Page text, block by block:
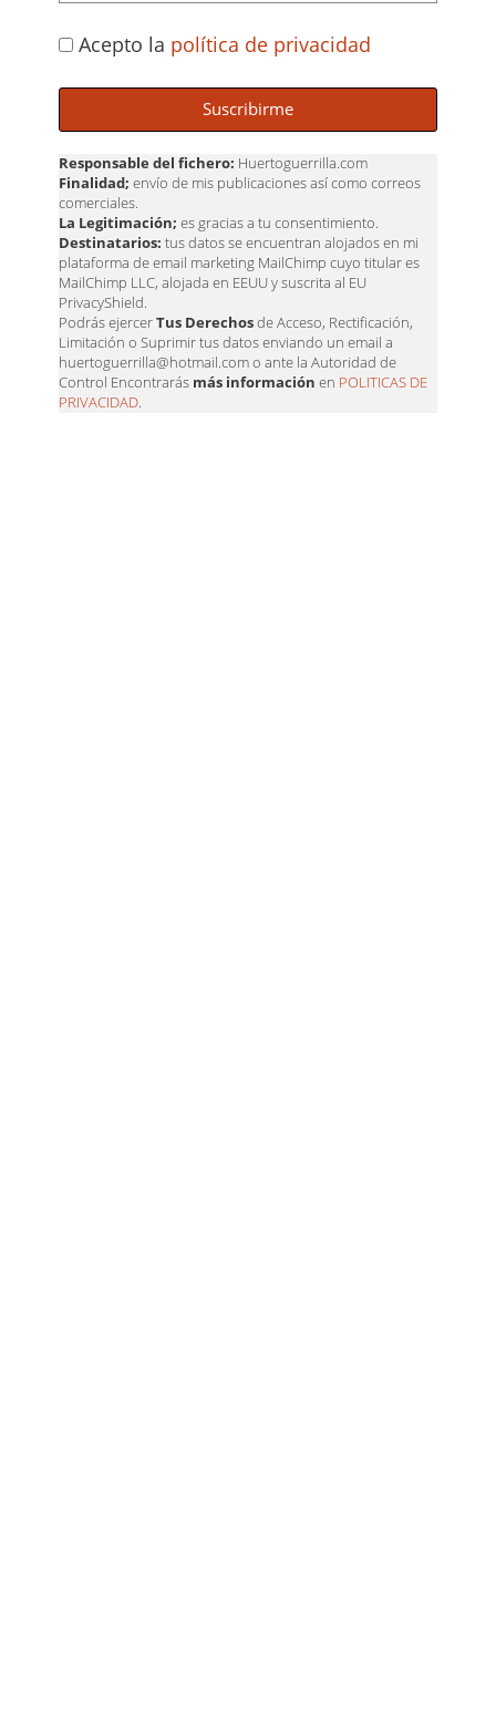
Acepto la política de privacidad
Suscribirme
Responsable del fichero: Huertoguerrilla.com
Finalidad; envío de mis publicaciones así como correos
comerciales.
La Legitimación; es gracias a tu consentimiento.
Destinatarios: tus datos se encuentran alojados en mi
plataforma de email marketing MailChimp cuyo titular es
MailChimp LLC, alojada en EEUU y suscrita al EU
PrivacyShield.
Podrás ejercerTus Derechosde Acceso, Rectificación,
Limitación o Suprimir tus datos enviando un email a
huertoguerrilla@hotmail.com o ante la Autoridad de
Control Encontrarás más información en POLITICAS DE
PRIVACIDAD.